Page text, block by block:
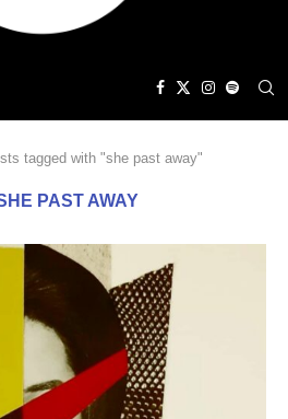
tagged with "she past away"
PAST AWAY